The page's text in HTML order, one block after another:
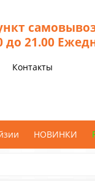
до 21.00
Контакты
НОВИНКИ